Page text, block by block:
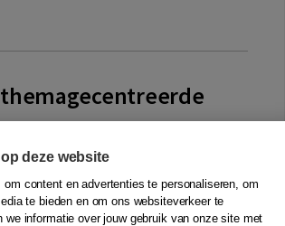
de grondregels van de Thema-
uit het Duits en Engels
en ...Meer
deze website
content en advertenties te personaliseren, om
te bieden en om ons websiteverkeer te
we informatie over jouw gebruik van onze site met